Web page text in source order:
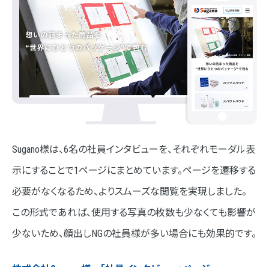
Sugano様は、6名の社員インタビューを、それぞれモーダル表
示にすることで1ページにまとめています。ページを遷移する
必要がなくなるため、よりスムーズな閲覧を実現しました。
この形式であれば、使用する写真の枚数も少なくても影響が
少ないため、顔出しNGの社員様が多い場合にも効果的です。